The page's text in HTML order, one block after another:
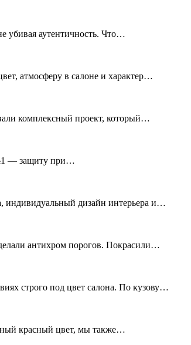
убивая аутентичность. Что…
атмосферу в салоне и характер
комплексный проект, который
№1 — защиту при…
индивидуальный дизайн интерьера и
антихром порогов. Покрасили
строго под цвет салона. По кузову…
красный цвет, мы также…